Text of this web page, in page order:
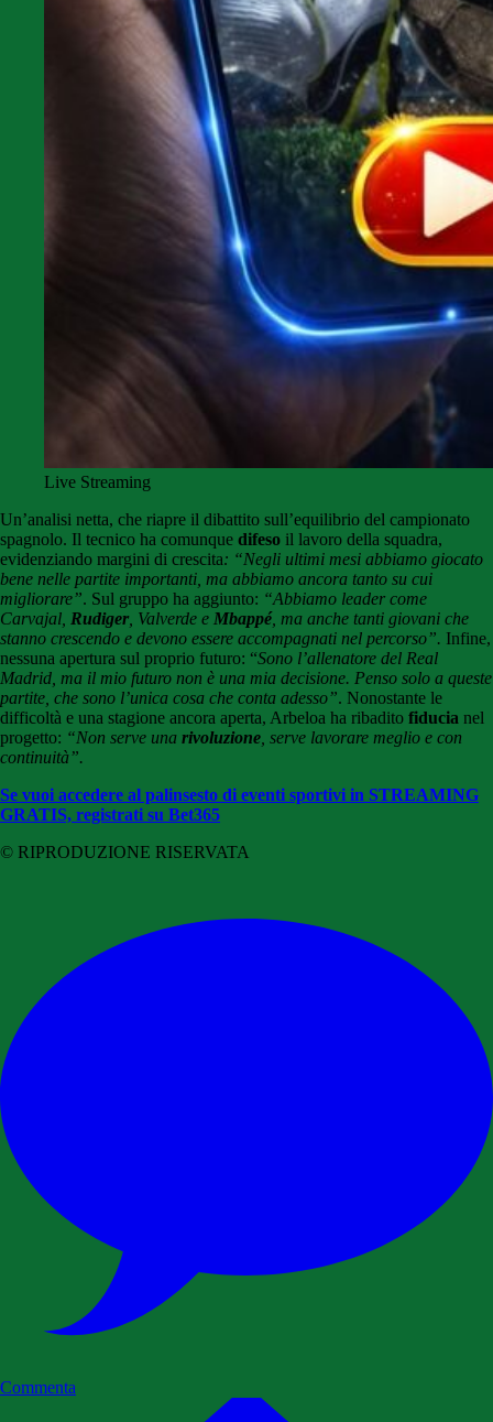
Live Streaming
Un’analisi netta, che riapre il dibattito sull’equilibrio del campionato
spagnolo. Il tecnico ha comunque difeso il lavoro della squadra,
evidenziando margini di crescita: “Negli ultimi mesi abbiamo giocato
bene nelle partite importanti, ma abbiamo ancora tanto su cui
migliorare”. Sul gruppo ha aggiunto: “Abbiamo leader come
Carvajal, Rudiger, Valverde e Mbappé, ma anche tanti giovani che
stanno crescendo e devono essere accompagnati nel percorso”. Infine,
nessuna apertura sul proprio futuro: “Sono l’allenatore del Real
Madrid, ma il mio futuro non è una mia decisione. Penso solo a queste
partite, che sono l’unica cosa che conta adesso”. Nonostante le
difficoltà e una stagione ancora aperta, Arbeloa ha ribadito fiducia nel
progetto: “Non serve una rivoluzione , serve lavorare meglio e con
continuità”.
Se vuoi accedere al palinsesto di eventi sportivi in STREAMING
GRATIS, registrati su Bet365
© RIPRODUZIONE RISERVATA
Commenta